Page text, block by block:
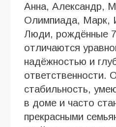
Анна, Александр,
Олимпиада, Марк,
Люди, рождённые 7
отличаются
надёжностью и
ответственности.
стабильность,
в доме и часто
прекрасными